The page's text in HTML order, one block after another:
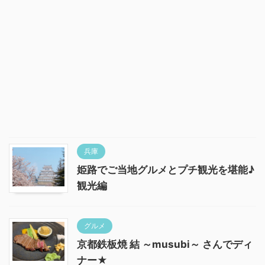
兵庫
姫路でご当地グルメとプチ観光を堪能♪
観光編
グルメ
京都鉄板焼 結 ～musubi～ さんでディ
ナー★